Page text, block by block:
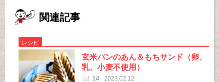
関連記事
レシピ
玄米パンのあん＆もちサンド（卵、
乳、小麦不使用）
14 2023.02.12